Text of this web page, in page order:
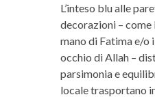
L’inteso blu alle
decorazioni – come
mano di Fatima e/o
occhio di Allah –
parsimonia e
locale trasportano